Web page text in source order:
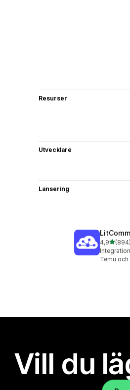
Resurser
Utvecklare
Lansering
4,9av 5(894)
894
Temu och
Vill du